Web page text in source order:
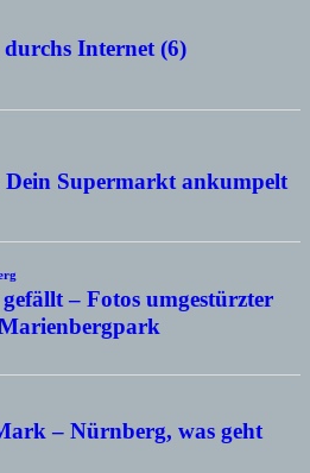
Internet (6)
Dein Supermarkt ankumpelt
– Fotos umgestürzter
– Nürnberg, was geht